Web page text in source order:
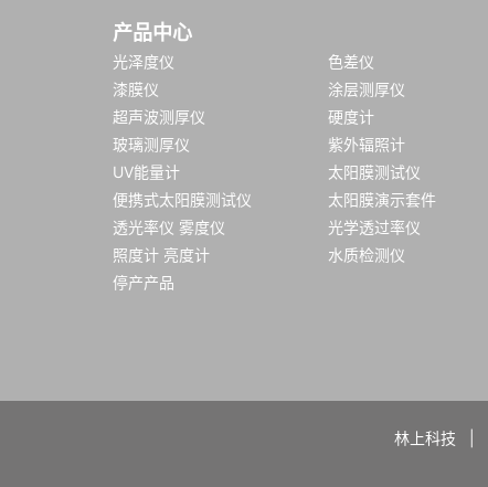
产品中心
光泽度仪
色差仪
漆膜仪
涂层测厚仪
超声波测厚仪
硬度计
玻璃测厚仪
紫外辐照计
UV能量计
太阳膜测试仪
便携式太阳膜测试仪
太阳膜演示套件
透光率仪 雾度仪
光学透过率仪
照度计 亮度计
水质检测仪
停产产品
林上科技